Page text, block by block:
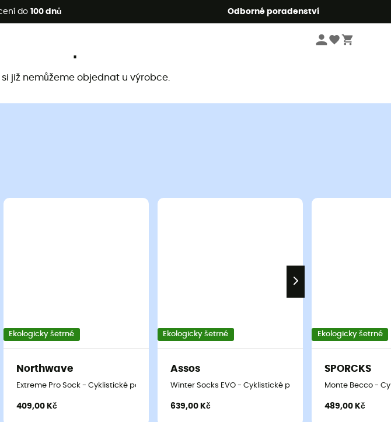
do 100 dnů Odborné poradenství
2 produktů* s kódem Summer5
již nemůžeme objednat u výrobce.
Ekologicky šetrné
Northwave
Extreme Pro Sock - Cyklistické ponožky
409,00 Kč
Ekologicky šetrné
Assos
Winter Socks EVO - Cyklistické ponožky
639,00 Kč
Ekologicky šetrné
SPORCKS
Monte Becco -
489,00 Kč